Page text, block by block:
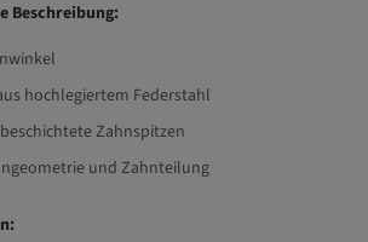
Beschreibung:
hochlegiertem Federstahl
Zahnspitzen
und Zahnteilung